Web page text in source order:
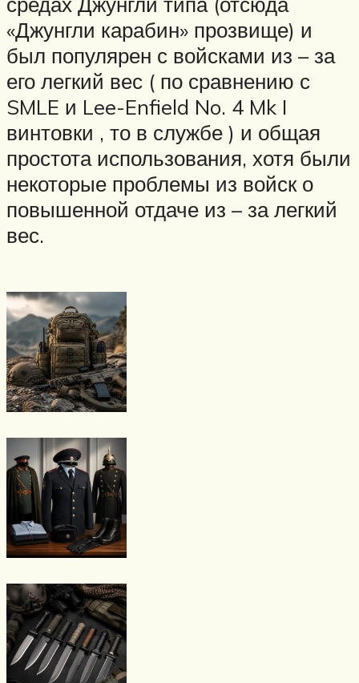
«Джунгли карабин» прозвище) и
был популярен с войсками из – за
его легкий вес ( по сравнению с
SMLE и Lee-Enfield No. 4 Mk I
винтовки , то в службе ) и общая
простота использования, хотя были
некоторые проблемы из войск о
повышенной отдаче из – за легкий
вес.